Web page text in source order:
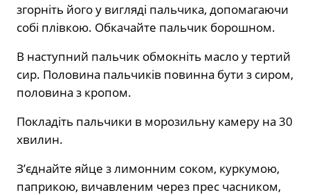
згорніть його у вигляді пальчика, допомагаючи
собі плівкою. Обкачайте пальчик борошном.
В наступний пальчик обмокніть масло у тертий
сир. Половина пальчиків повинна бути з сиром,
половина з кропом.
Покладіть пальчики в морозильну камеру на 30
хвилин.
З’єднайте яйце з лимонним соком, куркумою,
паприкою, вичавленим через прес часником,